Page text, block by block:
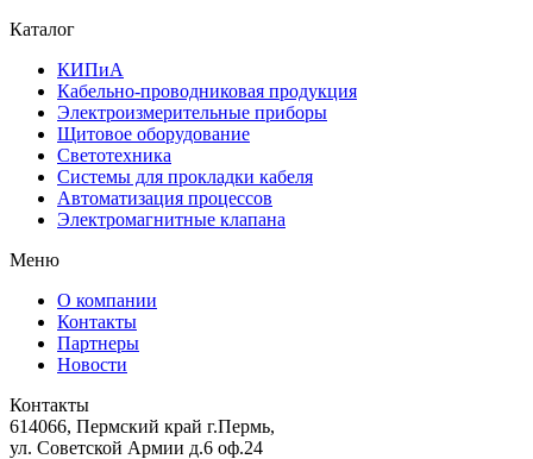
Каталог
КИПиА
Кабельно-проводниковая продукция
Электроизмерительные приборы
Щитовое оборудование
Светотехника
Системы для прокладки кабеля
Автоматизация процессов
Электромагнитные клапана
Меню
О компании
Контакты
Партнеры
Новости
Контакты
614066, Пермский край г.Пермь,
ул. Советской Армии д.6 оф.24